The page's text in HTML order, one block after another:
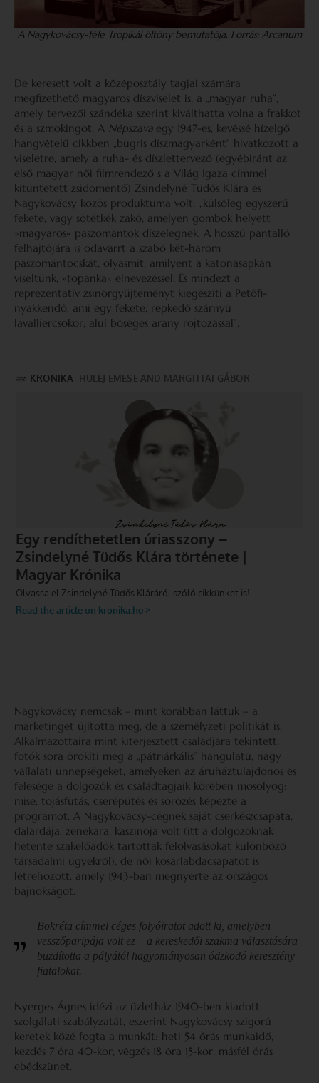
A Nagykovácsy-féle Tropikál öltöny bemutatója. Forrás: Arcanum
De keresett volt a középosztály tagjai számára
megfizethető magyaros díszviselet is, a „magyar ruha”,
amely tervezői szándéka szerint kiválthatta volna a frakkot
és a szmokingot. A Népszava egy 1947-es, kevéssé hízelgő
hangvételű cikkben „bugris díszmagyarként” hivatkozott a
viseletre, amely a ruha- és díszlettervező (egyébiránt az
első magyar női filmrendező s a Világ Igaza címmel
kitüntetett zsidómentő) Zsindelyné Tüdős Klára és
Nagykovácsy közös produktuma volt: „külsőleg egyszerű
fekete, vagy sötétkék zakó, amelyen gombok helyett
»magyaros« paszomántok díszelegnek. A hosszú pantalló
felhajtójára is odavarrt a szabó két-három
paszomántocskát, olyasmit, amilyent a katonasapkán
viseltünk, »topánka« elnevezéssel. És mindezt a
reprezentatív zsinórgyűjteményt kiegészíti a Petőfi-
nyakkendő, ami egy fekete, repkedő szárnyú
lavalliercsokor, alul bőséges arany rojtozással”.
Nagykovácsy nemcsak – mint korábban láttuk – a
marketinget újította meg, de a személyzeti politikát is.
Alkalmazottaira mint kiterjesztett családjára tekintett,
fotók sora örökíti meg a „pátriárkális” hangulatú, nagy
vállalati ünnepségeket, amelyeken az áruháztulajdonos és
felesége a dolgozók és családtagjaik körében mosolyog:
mise, tojásfutás, cserépütés és sörözés képezte a
programot. A Nagykovácsy-cégnek saját cserkészcsapata,
dalárdája, zenekara, kaszinója volt (itt a dolgozóknak
hetente szakelőadók tartottak felolvasásokat különböző
társadalmi ügyekről), de női kosárlabdacsapatot is
létrehozott, amely 1943-ban megnyerte az országos
bajnokságot.
Bokréta címmel céges folyóiratot adott ki, amelyben –
vesszőparipája volt ez – a kereskedői szakma választására
buzdította a pályától hagyományosan ódzkodó keresztény
fiatalokat.
Nyerges Ágnes idézi az üzletház 1940-ben kiadott
szolgálati szabályzatát, eszerint Nagykovácsy szigorú
keretek közé fogta a munkát: heti 54 órás munkaidő,
kezdés 7 óra 40-kor, végzés 18 óra 15-kor, másfél órás
ebédszünet.